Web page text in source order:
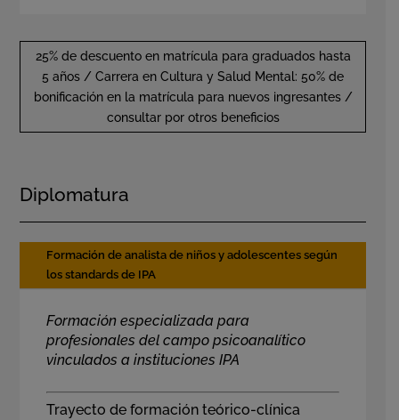
25% de descuento en matrícula para graduados hasta
5 años / Carrera en Cultura y Salud Mental: 50% de
bonificación en la matrícula para nuevos ingresantes /
consultar por otros beneficios
Diplomatura
Formación de analista de niños y adolescentes según
los standards de IPA
Formación especializada para
profesionales del campo psicoanalítico
vinculados a instituciones IPA
Trayecto de formación teórico-clínica